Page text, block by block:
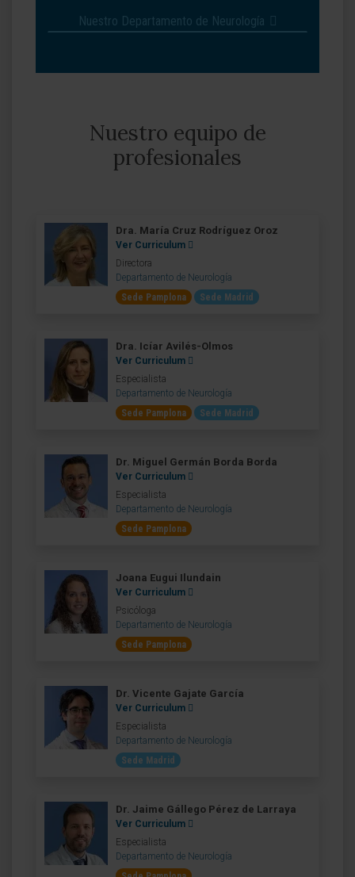
Nuestro Departamento de Neurología
Nuestro equipo de
profesionales
Dra. María Cruz Rodríguez Oroz
Ver Curriculum
Directora
Departamento de Neurología
Sede Pamplona
Sede Madrid
Dra. Icíar Avilés-Olmos
Ver Curriculum
Especialista
Departamento de Neurología
Sede Pamplona
Sede Madrid
Dr. Miguel Germán Borda Borda
Ver Curriculum
Especialista
Departamento de Neurología
Sede Pamplona
Joana Eugui Ilundain
Ver Curriculum
Psicóloga
Departamento de Neurología
Sede Pamplona
Dr. Vicente Gajate García
Ver Curriculum
Especialista
Departamento de Neurología
Sede Madrid
Dr. Jaime Gállego Pérez de Larraya
Ver Curriculum
Especialista
Departamento de Neurología